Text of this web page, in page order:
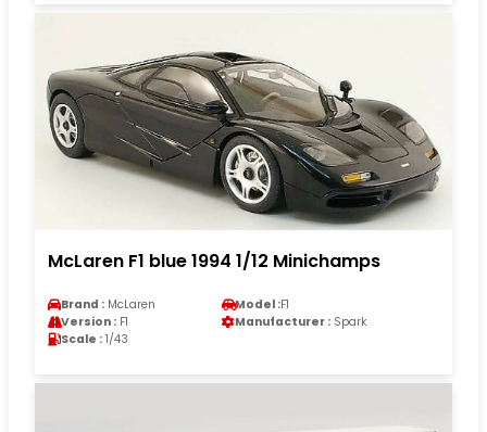
McLaren F1 blue 1994 1/12 Minichamps
Brand : McLaren Model :F1
Version : F1 Manufacturer : Spark
Scale : 1/43